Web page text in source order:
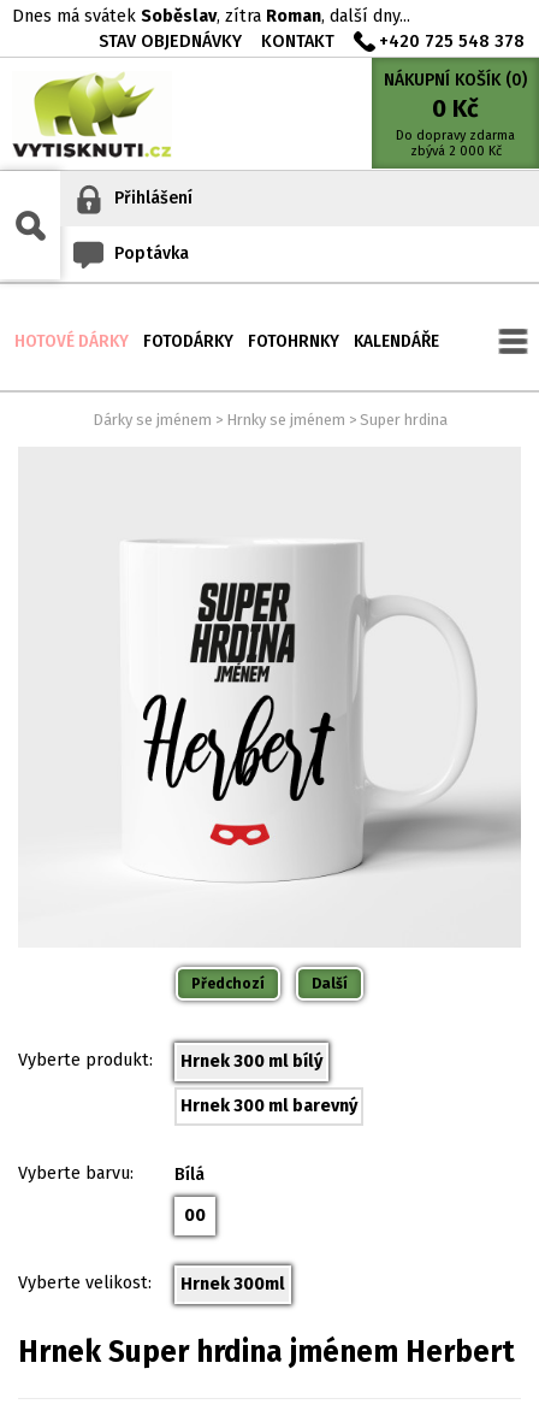
Dnes má svátek Soběslav, zítra Roman, další dny...
STAV OBJEDNÁVKY
KONTAKT
+420 725 548 378
NÁKUPNÍ KOŠÍK (0)
0 Kč
Do dopravy zdarma
zbývá 2 000 Kč
Přihlášení
Poptávka
HOTOVÉ DÁRKY FOTODÁRKY FOTOHRNKY KALENDÁŘE
Dárky se jménem > Hrnky se jménem > Super hrdina
Předchozí Další
Hrnek Super hrdina jménem Herbert
Vyberte produkt: Hrnek 300 ml bílý
Hrnek 300 ml barevný
Vyberte barvu:
Bílá
00
Vyberte velikost: Hrnek 300ml